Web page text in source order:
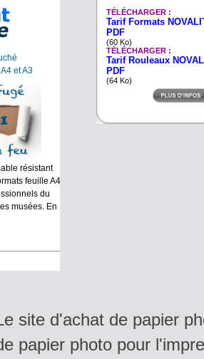
et A3
résistant
feuille A4
du
musées. En
TÉLÉCHARGER :
Tarif Formats
PDF
(60 Ko)
TÉLÉCHARGER :
Tarif Rouleaux
PDF
(64 Ko)
site d'achat de papier
papier photo pour